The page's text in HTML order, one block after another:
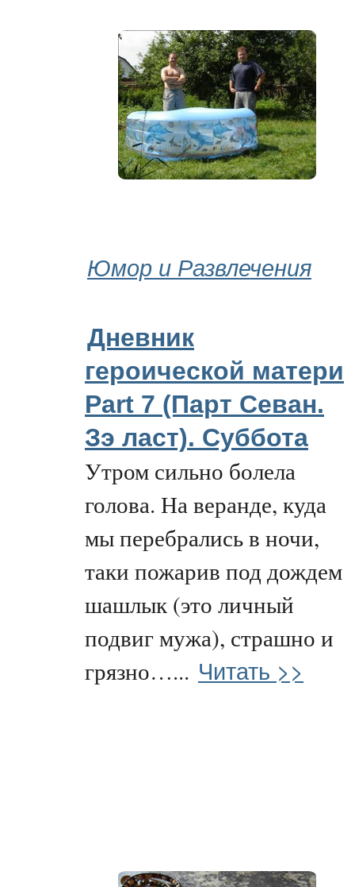
Юмор и Развлечения
Дневник
героической матери
Part 7 (Парт Севан.
Зэ ласт). Суббота
Утром сильно болела
голова. На веранде, куда
мы перебрались в ночи,
таки пожарив под дождем
шашлык (это личный
подвиг мужа), страшно и
грязно…... Читать >>